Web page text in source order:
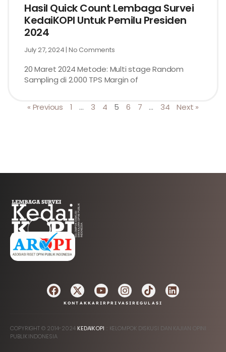
Hasil Quick Count Lembaga Survei
KedaiKOPI Untuk Pemilu Presiden
2024
July 27, 2024 No Comments
20 Maret 2024 Metode: Multi stage Random
Sampling di 2.000 TPS Margin of
« Previous 1 … 3 4 5 6 7 … 34 Next »
AFILIASI
KONTAK KARIRPRIVASI REGULASI
COPYRIGHT © 2014-2024 KEDAIKOPI :: KELOMPOK DISKUSI DAN KAJIAN OPINI
PUBLIK INDONESIA